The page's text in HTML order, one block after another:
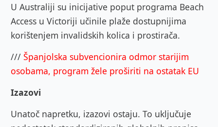
U Australiji su inicijative poput programa Beach
Access u Victoriji učinile plaže dostupnijima
korištenjem invalidskih kolica i prostirača.
/// Španjolska subvencionira odmor starijim
osobama, program žele proširiti na ostatak EU
Izazovi
Unatoč napretku, izazovi ostaju. To uključuje